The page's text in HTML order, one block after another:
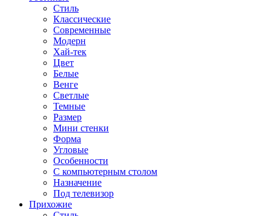
Стиль
Классические
Современные
Модерн
Хай-тек
Цвет
Белые
Венге
Светлые
Темные
Размер
Мини стенки
Форма
Угловые
Особенности
С компьютерным столом
Назначение
Под телевизор
Прихожие